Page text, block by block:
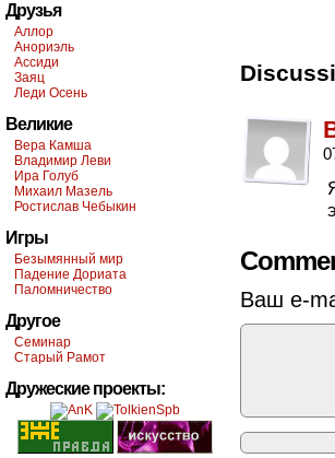
Друзья
Аллор
Анориэль
Ассиди
Заяц
Леди Осень
Великие
Вера Камша
Владимир Леви
Ира Голуб
Михаил Мазель
Ростислав Чебыкин
Игры
Безымянный мир
Падение Дориата
Паломничество
Другое
Семинар
Старый Рамот
Дружеские проекты:
Ваш e-